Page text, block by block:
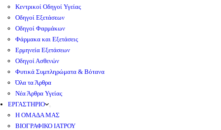
Κεντρικοί Οδηγοί Υγείας
Οδηγοί Εξετάσεων
Οδηγοί Φαρμάκων
Φάρμακα και Εξετάσεις
Ερμηνεία Εξετάσεων
Οδηγοί Ασθενών
Φυτικά Συμπληρώματα & Βότανα
Όλα τα Άρθρα
Νέα Άρθρα Υγείας
ΕΡΓΑΣΤΗΡΙΟ
Η ΟΜΑΔΑ ΜΑΣ
ΒΙΟΓΡΑΦΙΚΟ ΙΑΤΡΟΥ